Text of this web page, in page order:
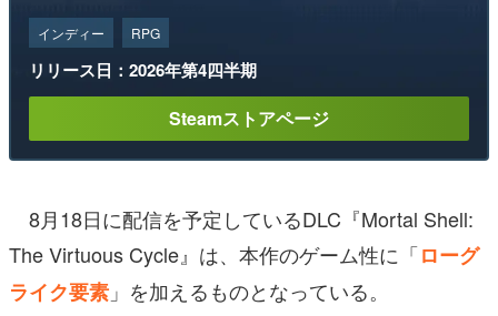
インディー RPG
リリース日：2026年第4四半期
Steamストアページ
8月18日に配信を予定しているDLC『Mortal Shell:
The Virtuous Cycle』は、本作のゲーム性に「ローグ
ライク要素 」を加えるものとなっている。